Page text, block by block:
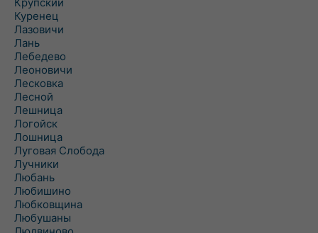
Куренец
Лазовичи
Лань
Лебедево
Леоновичи
Лесковка
Лесной
Лешница
Логойск
Лошница
Луговая Слобода
Лучники
Любань
Любишино
Любковщина
Любушаны